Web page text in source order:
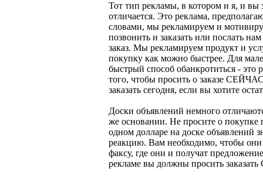
Тот тип рекламы, в котором и я, и вы
отличается. Это реклама,
словами, мы рекламируем и
позвонить и заказать или послать
заказ. Мы рекламируем продукт и
покупку как можно быстрее. Для
быстрый способ обанкротиться - это
того, чтобы просить о заказе
заказать сегодня, если вы хотите
Доски объявлений немного
же основании. Не просите о покупке
одном долларе на доске объявлений
реакцию. Вам необходимо, чтобы
факсу, где они и получат
рекламе вы должны просить